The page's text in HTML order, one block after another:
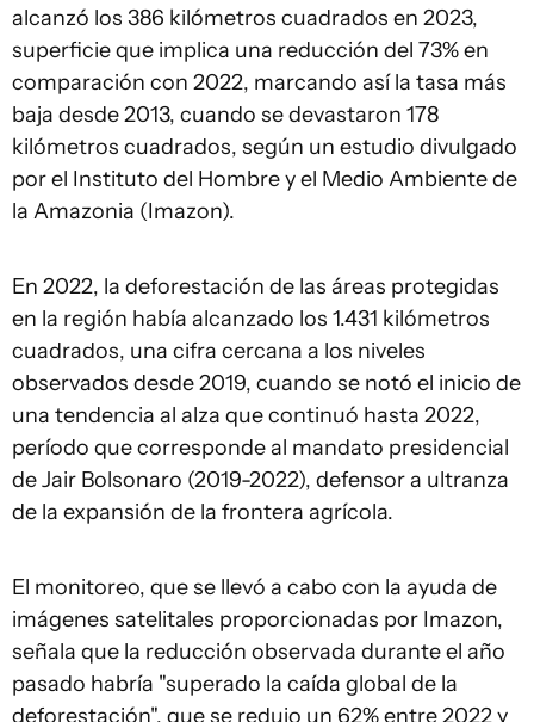
alcanzó los 386 kilómetros cuadrados en 2023,
superficie que implica una reducción del 73% en
comparación con 2022, marcando así la tasa más
baja desde 2013, cuando se devastaron 178
kilómetros cuadrados, según un estudio divulgado
por el Instituto del Hombre y el Medio Ambiente de
la Amazonia (Imazon).
En 2022, la deforestación de las áreas protegidas
en la región había alcanzado los 1.431 kilómetros
cuadrados, una cifra cercana a los niveles
observados desde 2019, cuando se notó el inicio de
una tendencia al alza que continuó hasta 2022,
período que corresponde al mandato presidencial
de Jair Bolsonaro (2019-2022), defensor a ultranza
de la expansión de la frontera agrícola.
El monitoreo, que se llevó a cabo con la ayuda de
imágenes satelitales proporcionadas por Imazon,
señala que la reducción observada durante el año
pasado habría "superado la caída global de la
deforestación", que se redujo un 62% entre 2022 y